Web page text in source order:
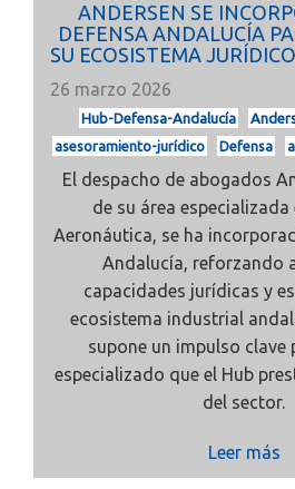
ANDERSEN SE
DEFENSA ANDALUCÍA
SU ECOSISTEMA
26 marzo 2026
Hub-Defensa-Andalucía
asesoramiento-jurídico
Defensa
El despacho de abogados
de su área especializada
Aeronáutica, se ha
Andalucía, reforzando
capacidades jurídicas y
ecosistema industrial
supone un impulso clave
especializado que el Hub
del sector.
Leer más